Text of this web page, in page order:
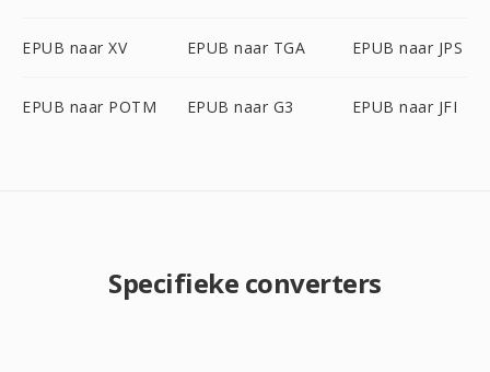
EPUB naar XV EPUB naar TGA EPUB naar JPS
EPUB naar POTM EPUB naar G3 EPUB naar JFI
Specifieke converters